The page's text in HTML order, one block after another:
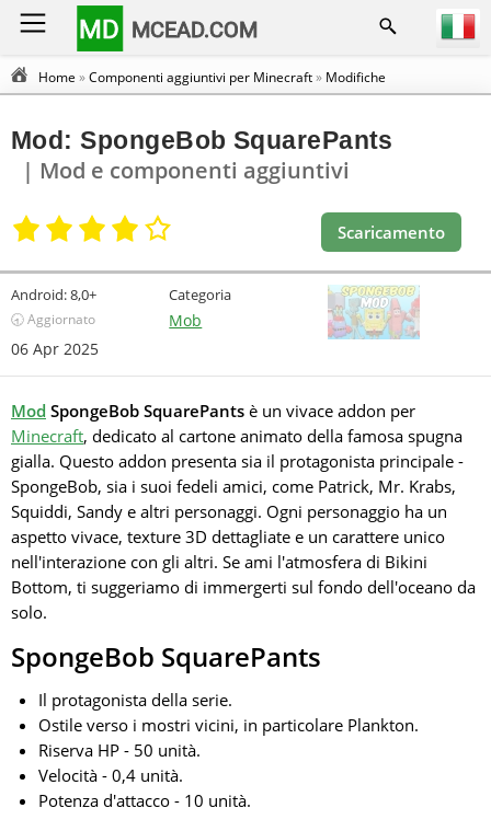
MD MCEAD.COM
Home »Componenti aggiuntivi per Minecraft» Modifiche
Mod: SpongeBob SquarePants
| Mod e componenti aggiuntivi
Scaricamento
Android:8,0+
🕣 Aggiornato
06 Apr 2025
Categoria
Mob
Mod SpongeBob SquarePants è un vivace addon per
Minecraft, dedicato al cartone animato della famosa spugna
gialla. Questo addon presenta sia il protagonista principale -
SpongeBob, sia i suoi fedeli amici, come Patrick, Mr. Krabs,
Squiddi, Sandy e altri personaggi. Ogni personaggio ha un
aspetto vivace, texture 3D dettagliate e un carattere unico
nell'interazione con gli altri. Se ami l'atmosfera di Bikini
Bottom, ti suggeriamo di immergerti sul fondo dell'oceano da
solo.
SpongeBob SquarePants
Il protagonista della serie.
Ostile verso i mostri vicini, in particolare Plankton.
Riserva HP - 50 unità.
Velocità - 0,4 unità.
Potenza d'attacco - 10 unità.